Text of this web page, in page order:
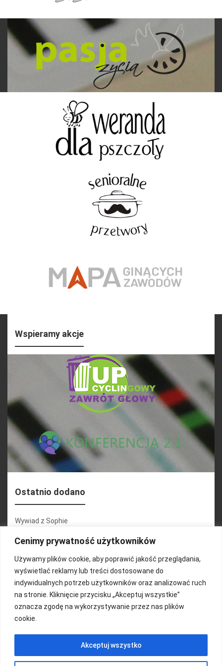
Cenimy prywatność użytkowników
Używamy plików cookie, aby poprawić jakość przeglądania,
wyświetlać reklamy lub treści dostosowane do
indywidualnych potrzeb użytkowników oraz analizować ruch
na stronie. Kliknięcie przycisku „Akceptuj wszystkie”
oznacza zgodę na wykorzystywanie przez nas plików
cookie.
Akceptuj wszystko
Wspieramy akcje
Ostatnio dodano
Wywiad z Sophie
Konferencja 2.1
Martyna Wojciechowska
Relacja zdjęciowa 25.09.2024r (cz.2)
Wywiady z uczestnikami
FUNDACJA KOLOROWO